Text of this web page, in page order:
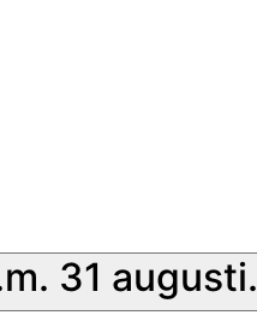
31 augusti.